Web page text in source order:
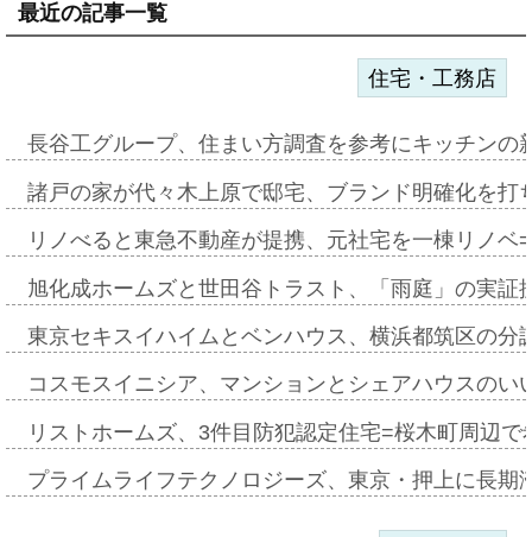
最近の記事一覧
住宅・工務店
長谷工グループ、住まい方調査を参考にキッチン
諸戸の家が代々木上原で邸宅、ブランド明確化を
リノべると東急不動産が提携、元社宅を一棟リノ
旭化成ホームズと世田谷トラスト、「雨庭」の実
東京セキスイハイムとベンハウス、横浜都筑区の
コスモスイニシア、マンションとシェアハウスの
リストホームズ、3件目防犯認定住宅=桜木町周辺
プライムライフテクノロジーズ、東京・押上に長